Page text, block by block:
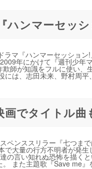
ハンマーセッ
マ『ハンマーセッション
年にかけて『週刊少年
欺師が知識をフルに使い
には、志田未来、野村周
画でタイトル
ペンススリラー『七つま
で大量の行方不明者が発
の言い知れぬ恐怖を描く
。 また主題歌『Save me